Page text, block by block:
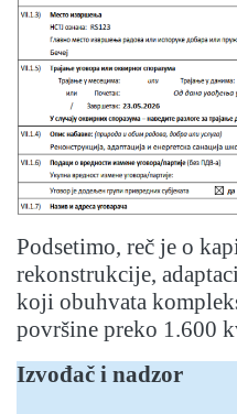
Podsetimo, reč je o
rekonstrukcije,
koji obuhvata
površine preko 1.600
Izvođač i nadzor